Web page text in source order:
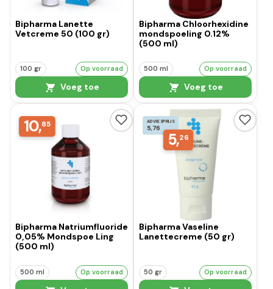
Bipharma Lanette
Vetcreme 50 (100 gr)
100 gr Op voorraad
Voeg toe
Bipharma Chloorhexidine
mondspoeling 0.12%
(500 ml)
500 ml Op voorraad
Voeg toe
10,85
Bipharma Natriumfluoride
0,05% Mondspoe Ling
(500 ml)
500 ml Op voorraad
ADVIESPRIJS
5,76
5,26
Bipharma Vaseline
Lanettecreme (50 gr)
50 gr Op voorraad